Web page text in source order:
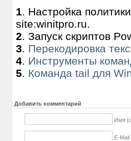
1. Настройка
site:winitpro.ru.
2. Запуск скриптов
3. Перекодировка
4. Инструменты
5. Команда tail для
Добавить комментарий
Имя
E-Mail